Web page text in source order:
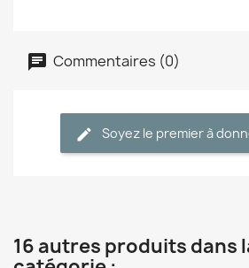
Commentaires (0)
Soyez le premier à
16 autres produits dans